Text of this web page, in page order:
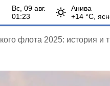
вс, 09 авг.
01:23
Анива
+14 °С,
флота 2025: история и